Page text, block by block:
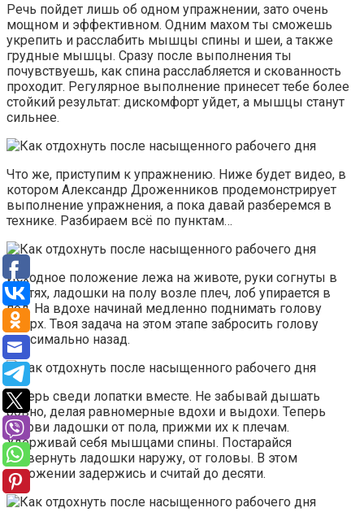
Речь пойдет лишь об одном упражнении, зато очень
мощном и эффективном. Одним махом ты сможешь
укрепить и расслабить мышцы спины и шеи, а также
грудные мышцы. Сразу после выполнения ты
почувствуешь, как спина расслабляется и скованность
проходит. Регулярное выполнение принесет тебе более
стойкий результат: дискомфорт уйдет, а мышцы станут
сильнее.
Что же, приступим к упражнению. Ниже будет видео, в
котором Александр Дроженников продемонстрирует
выполнение упражнения, а пока давай разберемся в
технике. Разбираем всё по пунктам…
Исходное положение лежа на животе, руки согнуты в
локтях, ладошки на полу возле плеч, лоб упирается в
пол. На вдохе начинай медленно поднимать голову
вверх. Твоя задача на этом этапе забросить голову
максимально назад.
Теперь сведи лопатки вместе. Не забывай дышать
ровно, делая равномерные вдохи и выдохи. Теперь
оторви ладошки от пола, прижми их к плечам.
Удерживай себя мышцами спины. Постарайся
развернуть ладошки наружу, от головы. В этом
положении задержись и считай до десяти.